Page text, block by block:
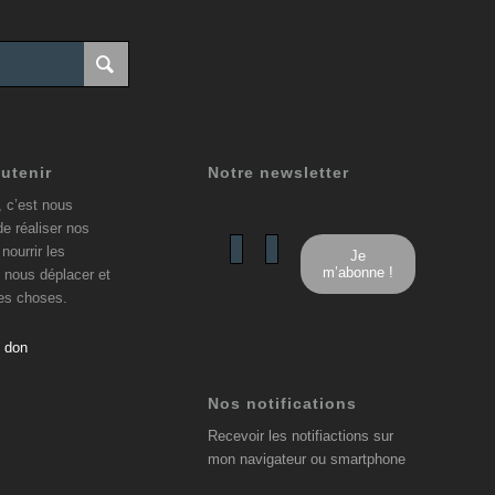
c’est nous
réaliser nos
les
déplacer et
choses.
don
Notre newsletter
Nos notifications
Recevoir les notifiactions sur
mon navigateur ou smartphone